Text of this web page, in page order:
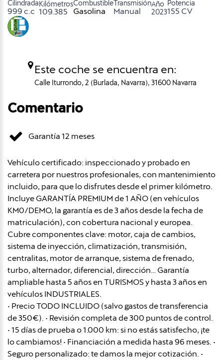
Cilindrada
999 c.c
Kilómetros
109.385
Combustible
Gasolina
Transmisión
Manual
Año
2023
Potencia
155 CV
Este coche se encuentra en:
Calle Iturrondo, 2 (Burlada, Navarra), 31600 Navarra
Comentario
Garantía 12 meses
Vehículo certificado: inspeccionado y probado en
carretera por nuestros profesionales, con mantenimiento
incluido, para que lo disfrutes desde el primer kilómetro.
Incluye GARANTÍA PREMIUM de 1 AÑO (en vehículos
KM0/DEMO, la garantía es de 3 años desde la fecha de
matriculación), con cobertura nacional y europea.
Cubre componentes clave: motor, caja de cambios,
sistema de inyección, climatización, transmisión,
centralitas, motor de arranque, sistema de frenado,
turbo, alternador, diferencial, dirección… Garantía
ampliable hasta 5 años en TURISMOS y hasta 3 años en
vehículos INDUSTRIALES.
• Precio TODO INCLUIDO (salvo gastos de transferencia
de 350€). • Revisión completa de 300 puntos de control.
• 15 días de prueba o 1.000 km: si no estás satisfecho, ¡te
lo cambiamos! • Financiación a medida hasta 96 meses. •
Seguro personalizado: te damos la mejor cotización. •